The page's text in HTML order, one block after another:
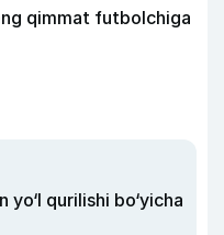
qimmat futbolchiga
qurilishi bo‘yicha